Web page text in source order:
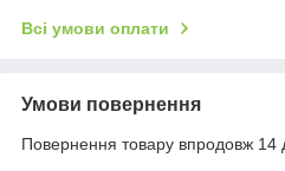
Всі умови оплати
Умови повернення
Повернення товару впродовж 14